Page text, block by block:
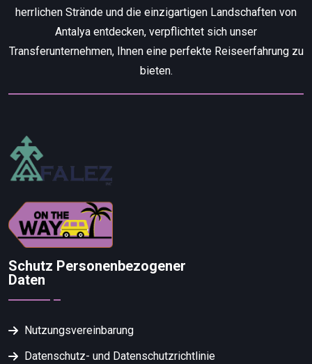
herrlichen Strände und die einzigartigen Landschaften von
Antalya entdecken, verpflichtet sich unser
Transferunternehmen, Ihnen eine perfekte Reiseerfahrung zu
bieten.
Schutz Personenbezogener
Daten
Nutzungsvereinbarung
Datenschutz- und Datenschutzrichtlinie